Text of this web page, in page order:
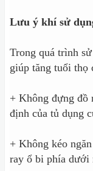
Lưu ý khí sử
Trong quá trình
giúp tăng tuổi thọ
+ Không đựng đồ
định của tủ dụng
+ Không kéo
ray ổ bi phía dưới